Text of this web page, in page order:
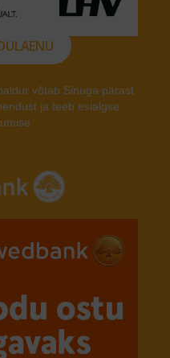
võtab Sinuga pärast
ja teeb esialgse